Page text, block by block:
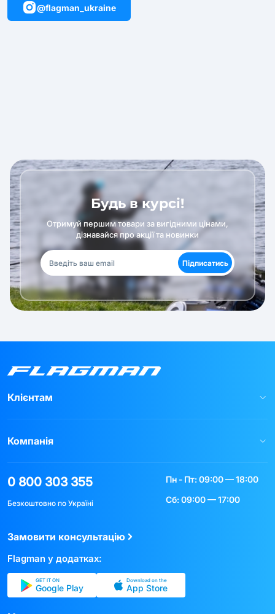
@flagman_ukraine
Будь в курсі!
Отримуй першим товари за вигідними цінами,
дізнавайся про акції та новинки
Підписатись
Клієнтам
Компанія
0 800 303 355
Безкоштовно по Україні
Пн - Пт: 09:00 — 18:00
Сб: 09:00 — 17:00
Замовити консультацію
Flagman у додатках:
GET IT ON
Google Play
Download on the
App Store